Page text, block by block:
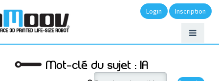
Login Inscription
Mot-clé du sujet : IA